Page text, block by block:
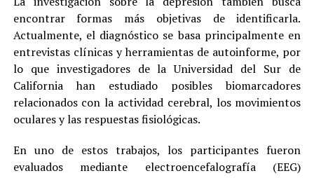
encontrar formas más objetivas de identificarla.
Actualmente, el diagnóstico se basa principalmente en
entrevistas clínicas y herramientas de autoinforme, por
lo que investigadores de la Universidad del Sur de
California han estudiado posibles biomarcadores
relacionados con la actividad cerebral, los movimientos
oculares y las respuestas fisiológicas.
En uno de estos trabajos, los participantes fueron
evaluados mediante electroencefalografía (EEG)